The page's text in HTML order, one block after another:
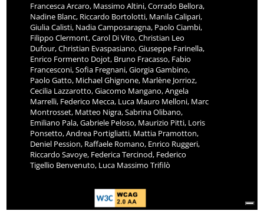
Francesca Arcaro, Massimo Altini, Corrado Bellora,
Nadine Blanc, Riccardo Bortolotti, Manila Calipari,
Giulia Calisti, Nadia Camposaragna, Paolo Ciambi,
Filippo Clermont, Carol Di Vito, Christian Leo
Dufour, Christian Evaspasiano, Giuseppe Farinella,
Enrico Formento Dojot, Bruno Fracasso, Fabio
Francesconi, Sofia Fregnani, Giorgia Gambino,
Paolo Gatto, Michael Ghignone, Marlène Jorrioz,
Cecilia Lazzarotto, Giacomo Mangano, Angela
Marrelli, Federico Mecca, Luca Mauro Melloni, Marc
Montrosset, Matteo Nigra, Sabrina Olibano,
Emiliano Pala, Gabriele Peloso, Maurizio Pitti, Loris
Ponsetto, Andrea Portigliatti, Mattia Pramotton,
Deniel Pession, Raffaele Romano, Enrico Ruggeri,
Riccardo Savoye, Federica Tercinod, Federico
Tigellio Benvenuto, Luca Massimo Trifilò